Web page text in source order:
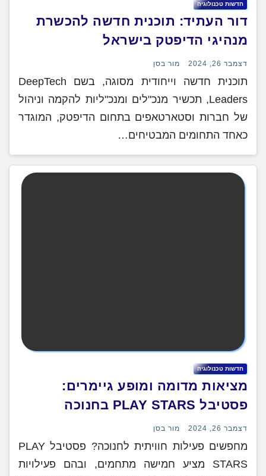
חדשות טכנולוגיה
דור העתיד: תוכנית חדשה להכשרת
מנהיגי הדיפטק בישראל
דצמבר 26, 2024 מור בסן
תוכנית חדשה וייחודית מסוגה, בשם DeepTech
Leaders, תכשיר מנכ"לים ומנכ"ליות להקמה וניהול
של חברות וסטארטאפים בתחום הדיפטק, המוגדר
כאחד התחומים המבטיחים…
חדשות טכנולוגיה
מציאות מדומה ומופע גיימרים:
פסטיבל PLAY STARS בחנוכה
דצמבר 26, 2024 מור בסן
מחפשים פעילות חוויתית לחנוכה? פסטיבל PLAY
STARS מציע חמישה מתחמים, ובהם פעילויות